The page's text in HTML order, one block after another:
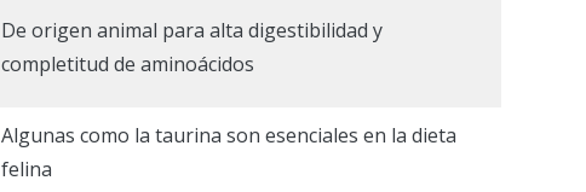
De origen animal para alta digestibilidad y
completitud de aminoácidos
Algunas como la taurina son esenciales en la dieta
felina